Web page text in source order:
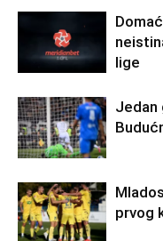
lige
Jedan
prvog